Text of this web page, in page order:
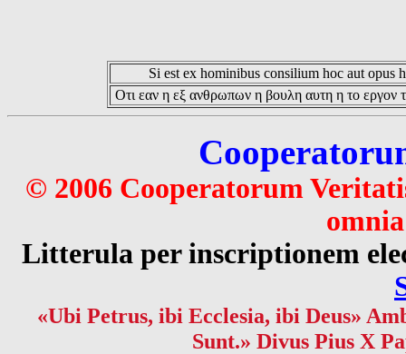
Si est ex hominibus consilium hoc aut opus
Οτι εαν η εξ ανθρωπων η βουλη αυτη η το εργον
© 2006 Cooperatorum
Litterula per inscriptionem
«Ubi Petrus, ibi Ecclesia, ibi Deus»
Sunt.» Divus Pius X